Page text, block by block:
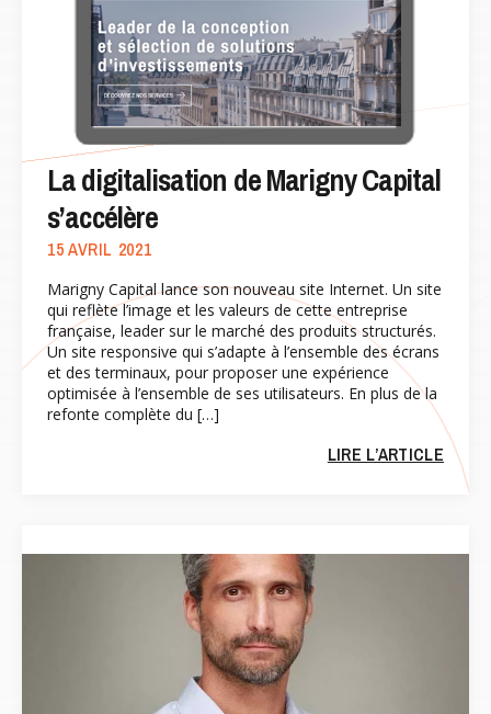
La digitalisation de Marigny Capital
s’accélère
15 AVRIL 2021
Marigny Capital lance son nouveau site Internet. Un site
qui reflète l’image et les valeurs de cette entreprise
française, leader sur le marché des produits structurés.
Un site responsive qui s’adapte à l’ensemble des écrans
et des terminaux, pour proposer une expérience
optimisée à l’ensemble de ses utilisateurs. En plus de la
refonte complète du […]
LIRE L’ARTICLE